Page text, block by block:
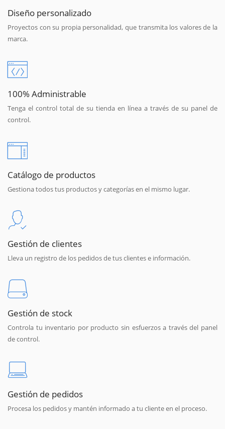
Diseño personalizado
Proyectos con su propia personalidad, que transmita los valores de la
marca.
100% Administrable
Tenga el control total de su tienda en línea a través de su panel de
control.
Catálogo de productos
Gestiona todos tus productos y categorías en el mismo lugar.
Gestión de clientes
Lleva un registro de los pedidos de tus clientes e información.
Gestión de stock
Controla tu inventario por producto sin esfuerzos a través del panel
de control.
Gestión de pedidos
Procesa los pedidos y mantén informado a tu cliente en el proceso.